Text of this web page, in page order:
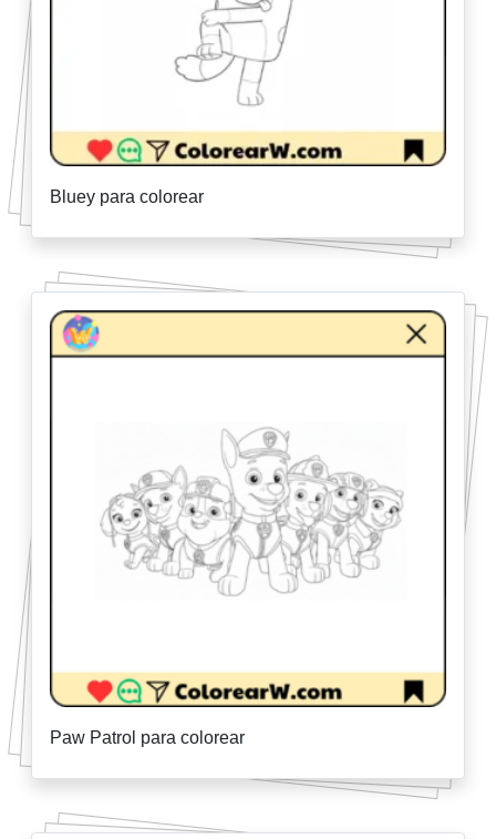
Bluey para colorear
Paw Patrol para colorear